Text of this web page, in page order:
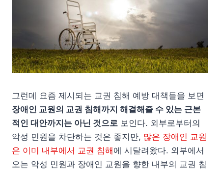
그런데 요즘 제시되는 교권 침해 예방 대책들을 보면
장애인 교원의 교권 침해까지 해결해줄 수 있는 근본
적인 대안까지는 아닌 것으로 보인다. 외부로부터의
악성 민원을 차단하는 것은 좋지만, 많은 장애인 교원
은 이미 내부에서 교권 침해에 시달려왔다. 외부에서
오는 악성 민원과 장애인 교원을 향한 내부의 교권 침